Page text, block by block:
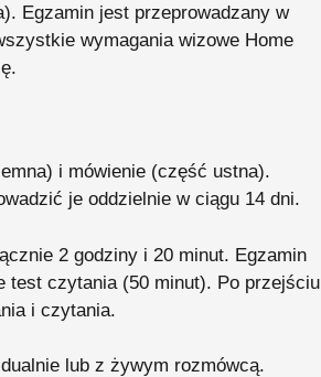
Egzamin jest przeprowadzany w
wymagania wizowe Home
i mówienie (część ustna).
je oddzielnie w ciągu 14 dni.
2 godziny i 20 minut. Egzamin
test czytania (50 minut). Po przejściu
i czytania.
lub z żywym rozmówcą.